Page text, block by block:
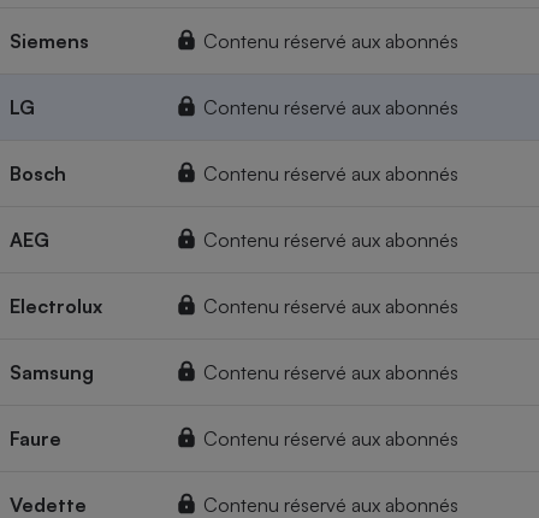
Siemens Contenu réservé aux abonnés
LG Contenu réservé aux abonnés
Bosch Contenu réservé aux abonnés
AEG Contenu réservé aux abonnés
Electrolux Contenu réservé aux abonnés
Samsung Contenu réservé aux abonnés
Faure Contenu réservé aux abonnés
Vedette Contenu réservé aux abonnés